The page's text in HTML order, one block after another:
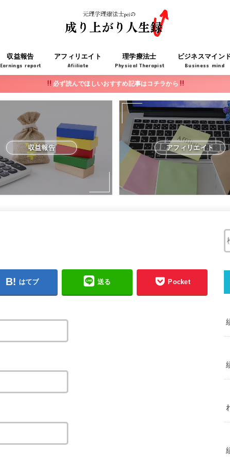
収益報告
Earnings report
アフィリエイト
Afiiliate
理学療法士
Physical Therapist
ビジネスマイン
Business mind
必ず読んでほしいおすすめ記事はコチラから
収益報告 アフィリエイト
はてブ 送る Pocket